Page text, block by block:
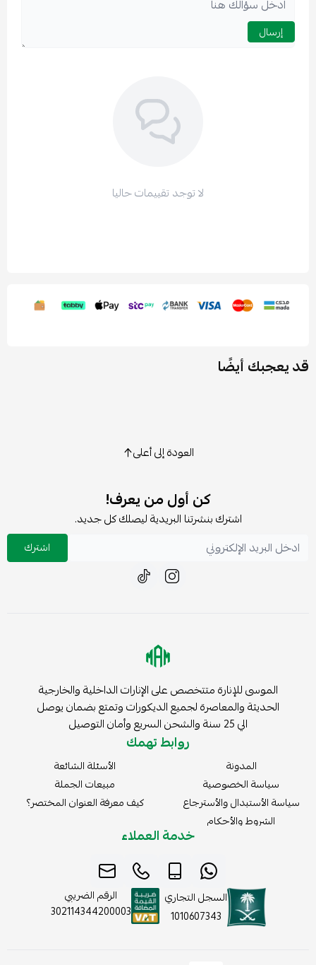
إرسال
لا توجد تقييمات حاليا
قد يعجبك أيضًا
العودة إلى أعلى
كن أول من يعرف!
اشترك بنشرتنا البريدية ليصلك كل جديد.
اشترك
الموسى للإنارة متتخصص على الإنارات الداخلية والخارجية
الحديثة والمعاصرة لجميع الديكورات وتمتع بضمان يوصل
الي 25 سنة والشحن السريع وأمان التوصيل
روابط تهمك
المدونة
سياسة الخصوصية
سياسة الأستبدال والأسترجاع
الشروط والأحكام
الأسئلة الشائعة
مبيعات الجملة
كيف معرفة العنوان المختصر؟
خدمة العملاء
السجل التجاري
1010607343
الرقم الضريبي
302114344200003